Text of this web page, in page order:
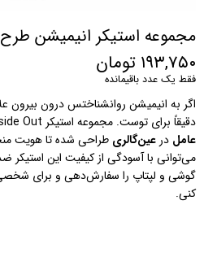
مجموعه استیکر انیمیشن طرح Inside Out
۱۹۳,۷۵۰ تومان
فقط یک عدد باقیمانده
دقیقاً برای توست. مجموعه استیکر Inside Out با تصویرسازی
عامل در عین‌گالری
کنی.